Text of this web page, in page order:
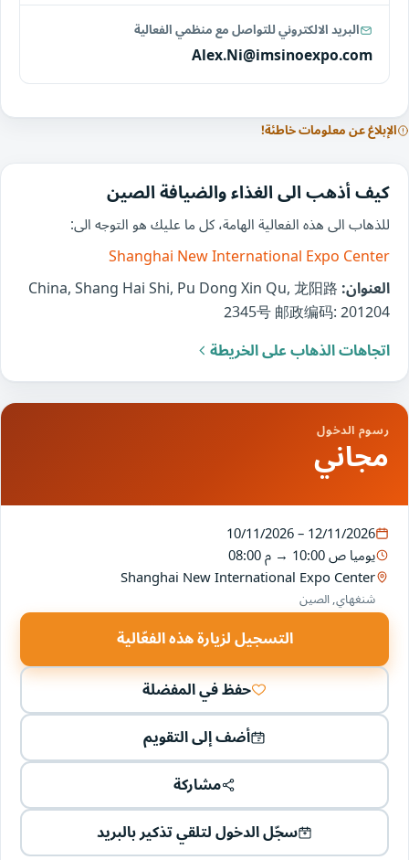
البريد الالكتروني للتواصل مع منظمي الفعالية
Alex.Ni@imsinoexpo.com
الإبلاغ عن معلومات خاطئة!
كيف أذهب الى الغذاء والضيافة الصين
للذهاب الى هذه الفعالية الهامة، كل ما عليك هو التوجه الى:
Shanghai New International Expo Center
العنوان:China, Shang Hai Shi, Pu Dong Xin Qu, 龙阳路
2345号 邮政编码: 201204
اتجاهات الذهاب على الخريطة
رسوم الدخول
مجاني
10/11/2026 – 12/11/2026
يوميا10:00 ص →08:00 م
Shanghai New International Expo Center
شنغهاي, الصين
التسجيل لزيارة هذه الفعّالية
حفظ في المفضلة
أضف إلى التقويم
مشاركة
سجّل الدخول لتلقي تذكير بالبريد